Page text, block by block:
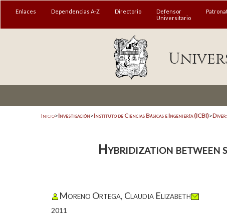
Enlaces Dependencias A-Z Directorio
Defensor
Universitario
Inicio>Investigación>Instituto de Ciencias Básicas e Ingeniería (ICBI)>
Hybridization between
Moreno Ortega, Claudia Elizabeth
2011